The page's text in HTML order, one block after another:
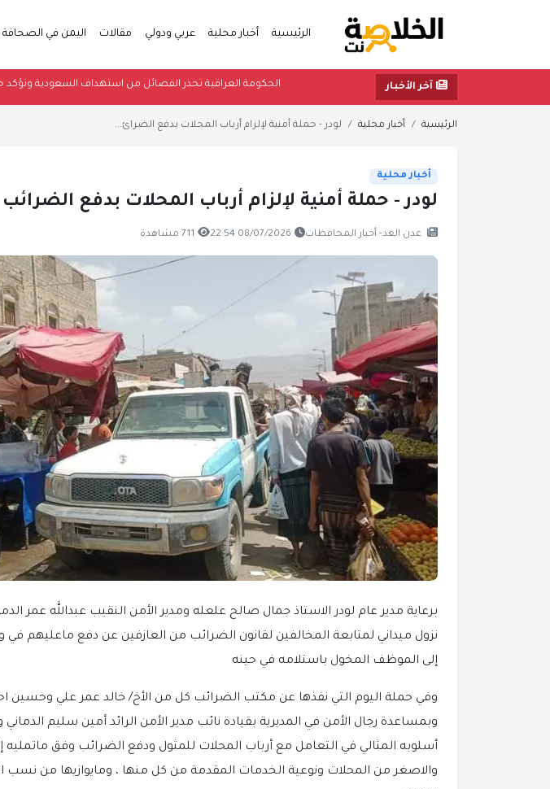
الرئيسية أخبار محلية عربي ودولي مقالات اليمن في الصحافة
آخر الأخبار الحكومة العراقية تحذر الفصائل من استهداف
الرئيسية أخبار محلية لودر - حملة أمنية لإلزام أرباب المحلات بدفع الضرائ...
أخبار محلية
لودر - حملة أمنية لإلزام أرباب المحلات بدفع الضرائب
عدن الغد- أخبار المحافظات 08/07/2026 22:54 711 مشاهدة
برعاية مدير عام لودر الاستاذ جمال صالح علعله ومدير الأمن النقيب عبدالله عمر
نزول ميداني لمتابعة المخالفين لقانون الضرائب من العازفين عن دفع ماعليهم
إلى الموظف المخول باستلامه في حينه
وفي حملة اليوم التي نفذها عن مكتب الضرائب كل من الأخ/ خالد عمر علي وحسين
وبمساعدة رجال الأمن في المديرية بقيادة نائب مدير الأمن الرائد أمين سليم
أسلوبه المثالي في التعامل مع أرباب المحلات للمثول ودفع الضرائب وفق ماتمليه
والاصغر من المحلات ونوعية الخدمات المقدمة من كل منها ، ومايوازيها من نسب